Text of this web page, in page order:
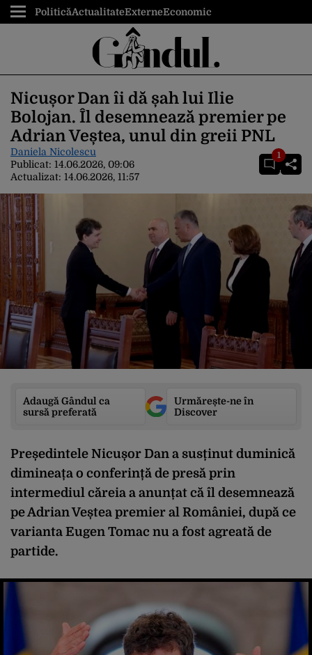
PoliticăActualitateExterneEconomic
Nicușor Dan îi dă șah lui Ilie
Bolojan. Îl desemnează premier pe
Adrian Veștea, unul din greii PNL
Daniela Nicolescu
Publicat: 14.06.2026, 09:06
Actualizat: 14.06.2026, 11:57
1
Adaugă Gândul ca
sursă preferată
Urmărește-ne în
Discover
Președintele Nicușor Dan a susținut duminică
dimineața o conferință de presă prin
intermediul căreia a anunțat că îl desemnează
pe Adrian Veștea premier al României, după ce
varianta Eugen Tomac nu a fost agreată de
partide.